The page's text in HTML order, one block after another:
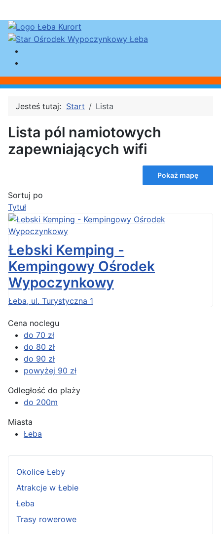
Jesteś tutaj: Start Lista
Lista pól namiotowych
zapewniających wifi
Pokaż mapę
Sortuj po
Tytuł
Łebski Kemping -
Kempingowy Ośrodek
Wypoczynkowy
Łeba, ul. Turystyczna 1
Cena noclegu
do 70 zł
do 80 zł
do 90 zł
powyżej 90 zł
Odległość do plaży
do 200m
Miasta
Łeba
Okolice Łeby
Atrakcje w Łebie
Łeba
Trasy rowerowe